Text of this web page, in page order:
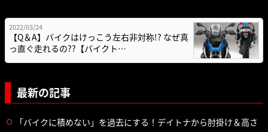
2022/03/24
【Q＆A】バイクはけっこう左右非対称!? なぜ真
っ直ぐ走れるの??【バイクト…
最新の記事
「バイクに積めない」を過去にする！デイトナから肘掛け＆高さ